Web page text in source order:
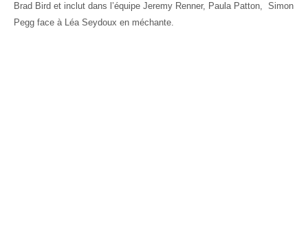
Brad Bird et inclut dans l’équipe Jeremy Renner, Paula Patton, Simon
Pegg face à Léa Seydoux en méchante.